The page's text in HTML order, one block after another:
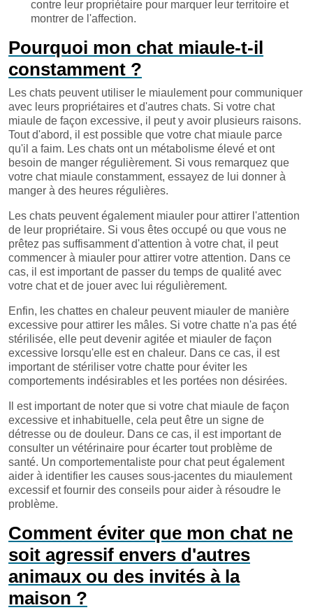
contre leur propriétaire pour marquer leur territoire et
montrer de l'affection.
Pourquoi mon chat miaule-t-il
constamment ?
Les chats peuvent utiliser le miaulement pour communiquer
avec leurs propriétaires et d'autres chats. Si votre chat
miaule de façon excessive, il peut y avoir plusieurs raisons.
Tout d'abord, il est possible que votre chat miaule parce
qu'il a faim. Les chats ont un métabolisme élevé et ont
besoin de manger régulièrement. Si vous remarquez que
votre chat miaule constamment, essayez de lui donner à
manger à des heures régulières.
Les chats peuvent également miauler pour attirer l'attention
de leur propriétaire. Si vous êtes occupé ou que vous ne
prêtez pas suffisamment d'attention à votre chat, il peut
commencer à miauler pour attirer votre attention. Dans ce
cas, il est important de passer du temps de qualité avec
votre chat et de jouer avec lui régulièrement.
Enfin, les chattes en chaleur peuvent miauler de manière
excessive pour attirer les mâles. Si votre chatte n'a pas été
stérilisée, elle peut devenir agitée et miauler de façon
excessive lorsqu'elle est en chaleur. Dans ce cas, il est
important de stériliser votre chatte pour éviter les
comportements indésirables et les portées non désirées.
Il est important de noter que si votre chat miaule de façon
excessive et inhabituelle, cela peut être un signe de
détresse ou de douleur. Dans ce cas, il est important de
consulter un vétérinaire pour écarter tout problème de
santé. Un comportementaliste pour chat peut également
aider à identifier les causes sous-jacentes du miaulement
excessif et fournir des conseils pour aider à résoudre le
problème.
Comment éviter que mon chat ne
soit agressif envers d'autres
animaux ou des invités à la
maison ?